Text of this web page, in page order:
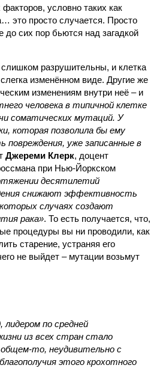
условно таких как
это просто случается. Просто
до сих пор бьются над загадкой
разрушительны, и клетка
изменённом виде. Другие же
изменениям внутри неё – и
человека в типичной клетке
соматических мутаций. У
которая позволила бы ему
повреждения, уже записанные в
Джереми Клерк, доцент
при Нью-Йоркском
десятилетий
снижают эффективность
случаях создают
рака». То есть получается, что,
процедуры вы ни проводили, как
старение, устраняя его
не выйдет – мутации возьмут
лидером по средней
из всех стран стало
то, неудивительно с
этого крохотного